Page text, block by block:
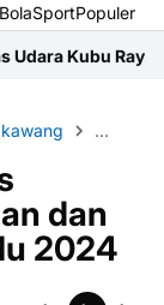
BolaSportPopuler
Pagi Masuk
dan
2024